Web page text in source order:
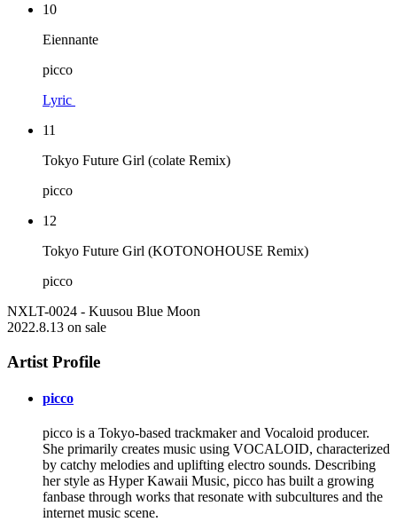
10
Eiennante
picco
Lyric
11
Tokyo Future Girl (colate Remix)
picco
12
Tokyo Future Girl (KOTONOHOUSE Remix)
picco
NXLT-0024 - Kuusou Blue Moon
2022.8.13 on sale
Artist Profile
picco
picco is a Tokyo-based trackmaker and Vocaloid producer.
She primarily creates music using VOCALOID, characterized
by catchy melodies and uplifting electro sounds. Describing
her style as Hyper Kawaii Music, picco has built a growing
fanbase through works that resonate with subcultures and the
internet music scene.